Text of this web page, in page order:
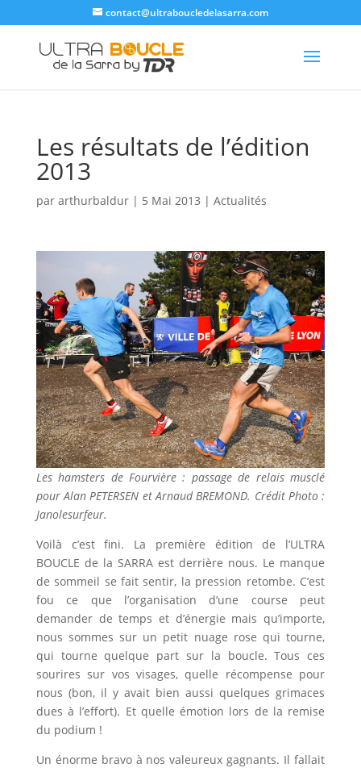
contact@ultraboucledelasarra.com
Les résultats de l’édition
2013
par arthurbaldur| 5 Mai 2013 | Actualités
Les hamsters de Fourvière : passage de relais musclé
pour Alan PETERSEN et Arnaud BREMOND. Crédit Photo :
Janolesurfeur.
Voilà c’est fini. La première édition de l’ULTRA
BOUCLE de la SARRA est derrière nous. Le manque
de sommeil se fait sentir, la pression retombe. C’est
fou ce que l’organisation d’une course peut
demander de temps et d’énergie mais qu’importe,
nous sommes sur un petit nuage rose qui tourne,
qui tourne quelque part sur la boucle. Tous ces
sourires sur vos visages, quelle récompense pour
nous (bon, il y avait bien aussi quelques grimaces
dues à l’effort). Et quelle émotion lors de la remise
du podium !
Un énorme bravo à nos valeureux gagnants. Il fallait